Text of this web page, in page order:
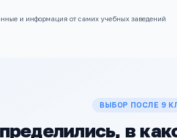
и информация от самих учебных заведений
ВЫБОР ПОСЛЕ 9
в